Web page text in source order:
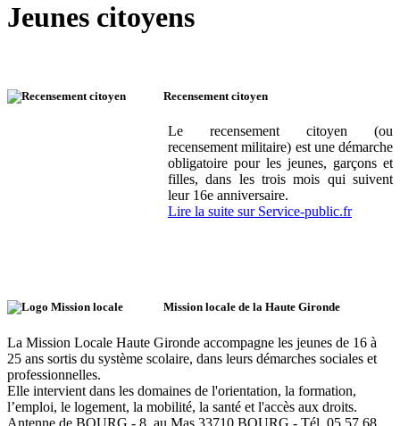
Jeunes citoyens
Recensement citoyen
Le recensement citoyen (ou
recensement militaire) est une démarche
obligatoire pour les jeunes, garçons et
filles, dans les trois mois qui suivent
leur 16e anniversaire.
Lire la suite sur Service-public.fr
Mission locale de la Haute Gironde
La Mission Locale Haute Gironde accompagne les jeunes de 16 à
25 ans sortis du système scolaire, dans leurs démarches sociales et
professionnelles.
Elle intervient dans les domaines de l'orientation, la formation,
l’emploi, le logement, la mobilité, la santé et l'accès aux droits.
Antenne de BOURG - 8, au Mas 33710 BOURG - Tél. 05 57 68